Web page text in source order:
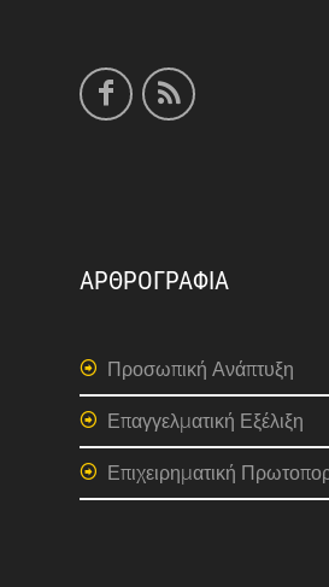
ΑΡΘΡΟΓΡΑΦΙΑ
Προσωπική Ανάπτυξη
Επαγγελματική Εξέλιξη
Επιχειρηματική